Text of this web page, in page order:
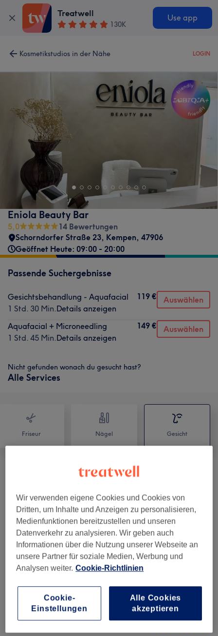
Treatwell
130K
Use app
Kosmetikstudios in der Nähe LOGIN
Eniola Beauty Bar
5,0
14 Bewertungen
Schorndorfer Straße 23, Kempen, 47906
Geöffnet Heute: 09:00 - 20:00
Passende Suchergebnisse
Gesichtsbehandlung - Aquafacial
1 Std. 30 Min.Details anzeigen
119 € Auswählen
Aquafacial + Microneedling
1 Std. 45 Min.Details anzeigen
149 € Auswählen
Nicht gefunden wonach du gesucht hast?
Alle Services
Friseur Nägel Gesicht
Wimpernverlängerung (2)
Wimpern & Augenbrauenlifting ( 9) ab 15 €
Gesichtsbehandlungen ( 3)
Salonbewertungen
5,0 14 Bewertungen
Wir verwenden eigene Cookies und Cookies von
Dritten, um Inhalte und Anzeigen zu personalisieren,
Medienfunktionen bereitzustellen und unseren
Datenverkehr zu analysieren. Wir geben auch
Informationen über die Nutzung unserer Webseite an
unsere Partner für soziale Medien, Werbung und
Analysen weiter. Cookie-Richtlinien
Cookie-
Einstellungen
Alle Cookies
akzeptieren